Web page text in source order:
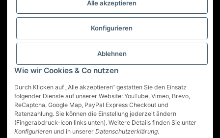
Alle akzeptieren
Konfigurieren
Ablehnen
Wie wir Cookies & Co nutzen
Durch Klicken auf „Alle akzeptieren“ gestatten Sie den Einsatz
folgender Dienste auf unserer Website: YouTube, Vimeo, Brevo,
ReCaptcha, Google Map, PayPal Express Checkout und
Ratenzahlung. Sie können die Einstellung jederzeit ändern
(Fingerabdruck-Icon links unten). Weitere Details finden Sie unter
Konfigurieren und in unserer Datenschutzerklärung.
Gesetzliche Informationen
Service
Vertrag widerrufen
* Alle Preise inkl. gesetzlicher USt., zzgl. Versand